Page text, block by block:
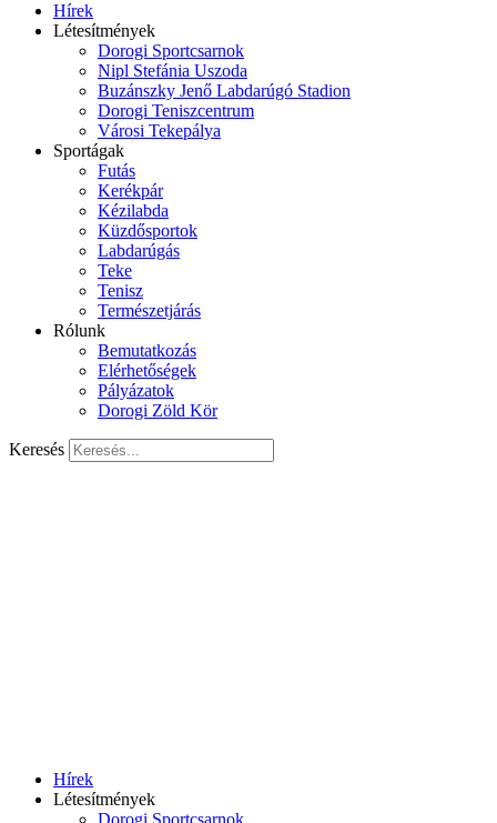
Hírek
Létesítmények
Dorogi Sportcsarnok
Nipl Stefánia Uszoda
Buzánszky Jenő Labdarúgó Stadion
Dorogi Teniszcentrum
Városi Tekepálya
Sportágak
Futás
Kerékpár
Kézilabda
Küzdősportok
Labdarúgás
Teke
Tenisz
Természetjárás
Rólunk
Bemutatkozás
Elérhetőségek
Pályázatok
Dorogi Zöld Kör
Keresés
Hírek
Létesítmények
Dorogi Sportcsarnok